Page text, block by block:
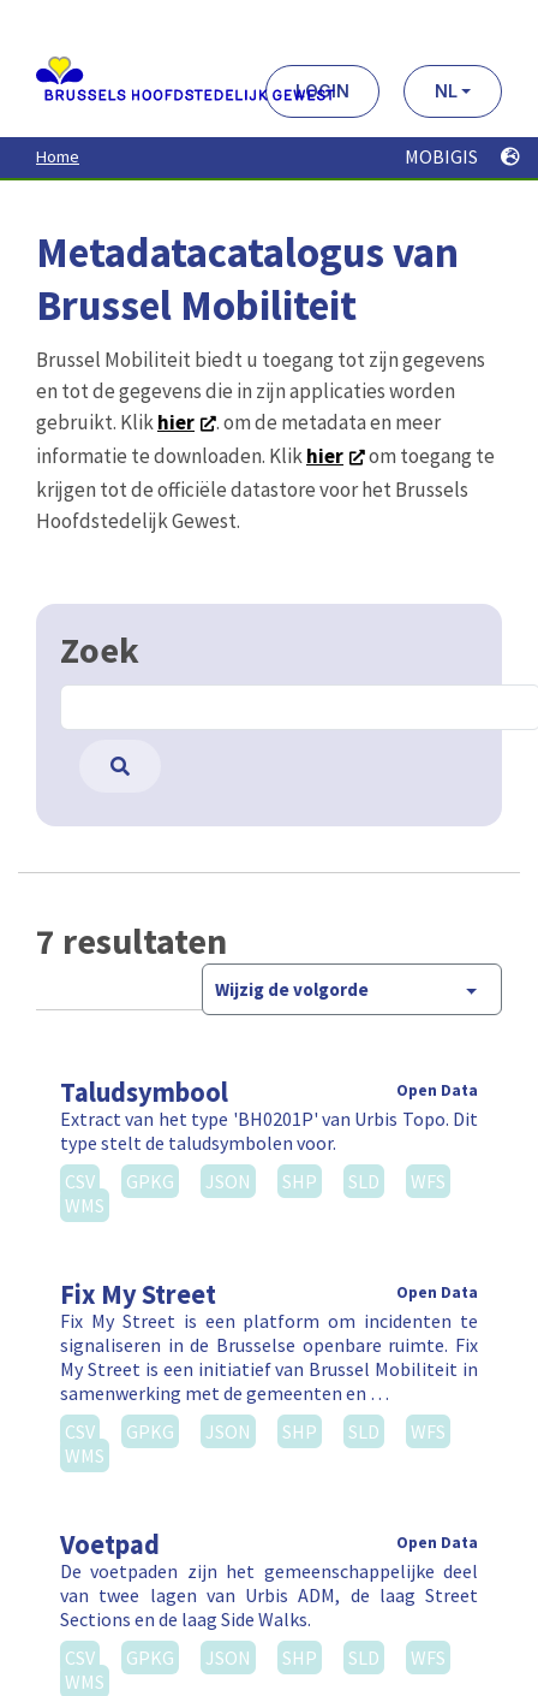
contenu
principal
LOGIN NL
Home MOBIGIS
Metadatacatalogus van
Brussel Mobiliteit
Brussel Mobiliteit biedt u toegang tot zijn gegevens
en tot de gegevens die in zijn applicaties worden
gebruikt. Klikhier
. om de metadata en meer
informatie te downloaden. Klikhier
om toegang te
krijgen tot de officiële datastore voor het Brussels
Hoofdstedelijk Gewest.
Zoek
7 resultaten
Wijzig de volgorde
Taludsymbool Open Data
Extract van het type 'BH0201P' van Urbis Topo. Dit
type stelt de taludsymbolen voor.
CSV
GPKG JSON SHP SLD
WFS
WMS
Fix My Street Open Data
Fix My Street is een platform om incidenten te
signaliseren in de Brusselse openbare ruimte. Fix
My Street is een initiatief van Brussel Mobiliteit in
samenwerking met de gemeenten en …
CSV
GPKG JSON SHP SLD
WFS
WMS
Voetpad Open Data
De voetpaden zijn het gemeenschappelijke deel
van twee lagen van Urbis ADM, de laag Street
Sections en de laag Side Walks.
CSV
GPKG JSON SHP SLD
WFS
WMS